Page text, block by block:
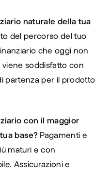
naturale della tua
del percorso del tuo
che oggi non
soddisfatto con
partenza per il prodotto
con il maggior
base? Pagamenti e
maturi e con
Assicurazioni e